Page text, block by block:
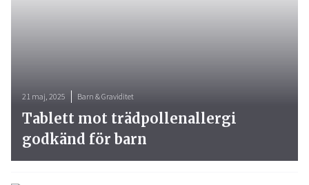
21 maj, 2025 Barn & Graviditet
Tablett mot trädpollenallergi
godkänd för barn